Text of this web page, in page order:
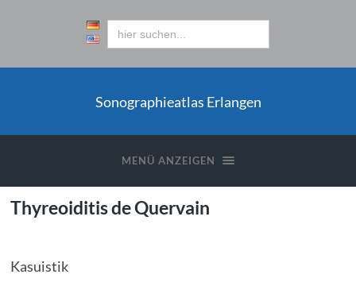
Sonographieatlas Erlangen
MENÜ ANZEIGEN
Thyreoiditis de Quervain
Kasuistik